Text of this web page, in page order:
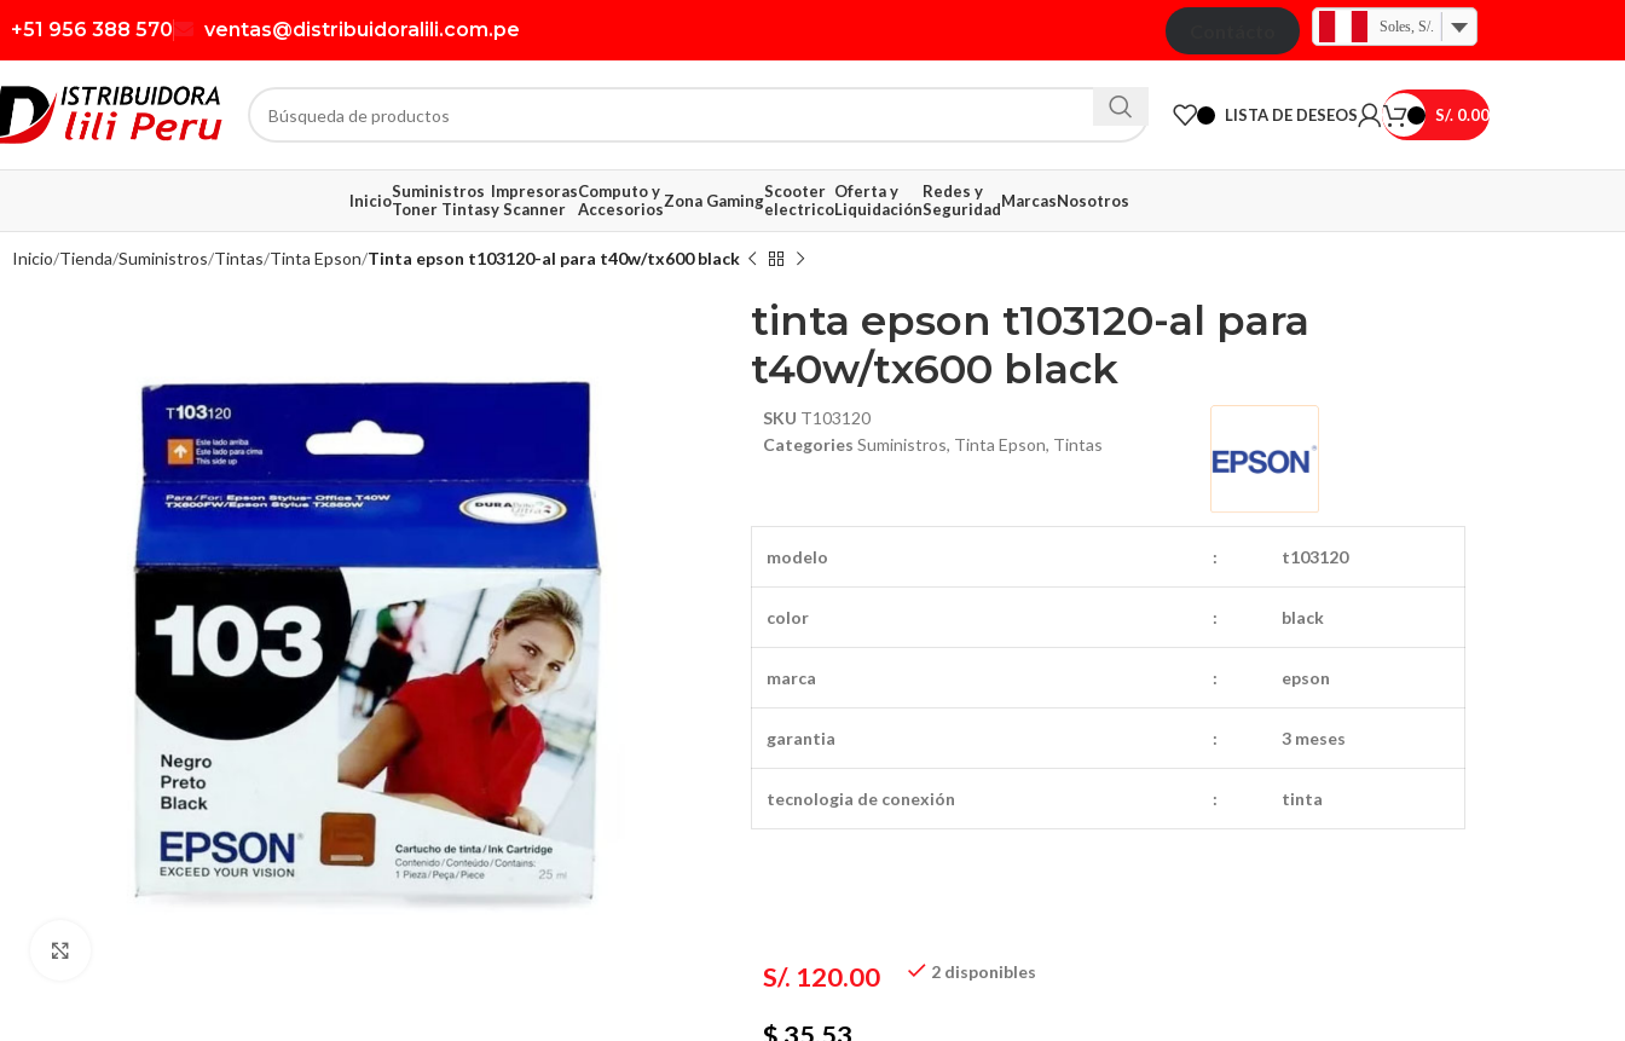
+51 956 388 570 ventas@distribuidoralili.com.pe Soles, S/.
LISTA DE DESEOS S/. 0.00
InicioSuministros
Toner Tintas
Impresoras
y Scanner
Computo y
AccesoriosZona GamingScooter
electrico
Oferta y
Liquidación
Redes y
SeguridadMarcasNosotros
Inicio Tienda Suministros Tintas Tinta Epson Tinta epson t103120-al para t40w/tx600 black
tinta epson t103120-al para
t40w/tx600 black
SKU T103120
Categories Suministros, Tinta Epson, Tintas
modelo : t103120
color : black
marca : epson
garantia : 3 meses
tecnologia de conexión : tinta
S/. 120.00
2 disponibles